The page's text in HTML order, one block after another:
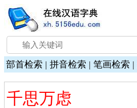
部首检索 | 拼音检索 | 笔画检索 |
千思万虑